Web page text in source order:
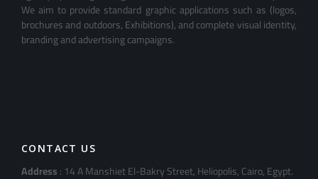
We aim to provide standard graphic applications such as (logos,
brochures and outdoors, Exhibitions), and complete visual identity,
branding and advertising campaigns.
CONTACT US
Address: 14 A Manshiet El-Bakry Street, Heliopolis, Cairo, Egypt.